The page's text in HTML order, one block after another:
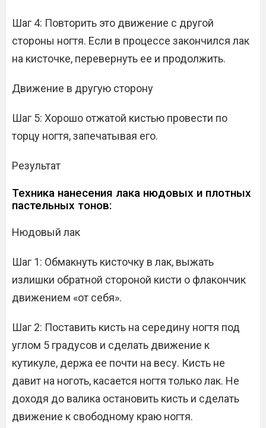
Шаг 4: Повторить это движение с другой
стороны ногтя. Если в процессе закончился лак
на кисточке, перевернуть ее и продолжить.
Движение в другую сторону
Шаг 5: Хорошо отжатой кистью провести по
торцу ногтя, запечатывая его.
Результат
Техника нанесения лака нюдовых и плотных
пастельных тонов:
Нюдовый лак
Шаг 1: Обмакнуть кисточку в лак, выжать
излишки обратной стороной кисти о флакончик
движением «от себя».
Шаг 2: Поставить кисть на середину ногтя под
углом 5 градусов и сделать движение к
кутикуле, держа ее почти на весу. Кисть не
давит на ноготь, касается ногтя только лак. Не
доходя до валика остановить кисть и сделать
движение к свободному краю ногтя.